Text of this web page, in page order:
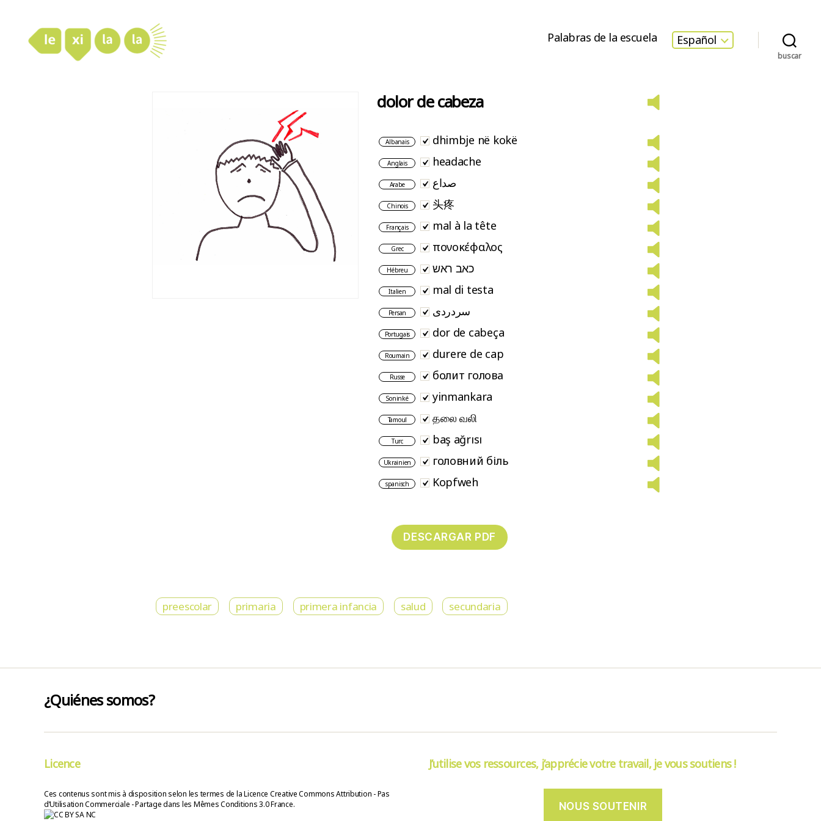
Palabras de la escuela Español
buscar
dolor de cabeza
Albanais dhimbje në kokë
Anglais headache
Arabe صداع
Chinois 头疼
Français mal à la tête
Grec πονοκέφαλος
Hébreu כאב ראש
Italien mal di testa
Persan سردردی
Portugais dor de cabeça
Roumain durere de cap
Russe болит голова
Soninké yinmankara
Tamoul தலை வலி
Turc baş ağrısı
Ukrainien головний біль
spanisch Kopfweh
preescolar primaria primera infancia salud secundaria
¿Quiénes somos?
Licence
Ces contenus sont mis à disposition selon les termes de la Licence Creative Commons Attribution - Pas
d’Utilisation Commerciale - Partage dans les Mêmes Conditions 3.0 France.
J’utilise vos ressources, j’apprécie votre travail, je vous soutiens !
NOUS SOUTENIR